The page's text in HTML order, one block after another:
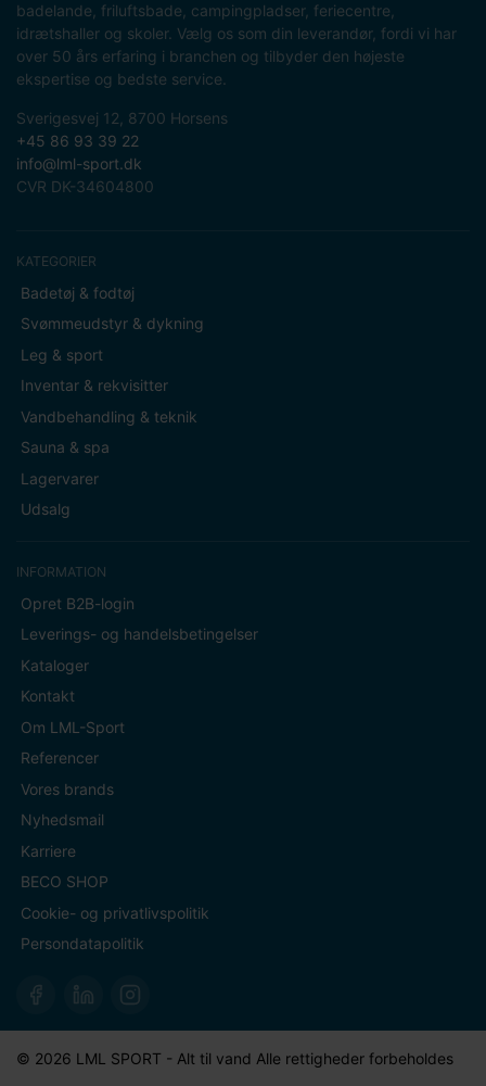
badelande, friluftsbade, campingpladser, feriecentre,
idrætshaller og skoler. Vælg os som din leverandør, fordi vi har
over 50 års erfaring i branchen og tilbyder den højeste
ekspertise og bedste service.
Sverigesvej 12, 8700 Horsens
+45 86 93 39 22
info@lml-sport.dk
CVR DK-34604800
KATEGORIER
Badetøj & fodtøj
Svømmeudstyr & dykning
Leg & sport
Inventar & rekvisitter
Vandbehandling & teknik
Sauna & spa
Lagervarer
Udsalg
INFORMATION
Opret B2B-login
Leverings- og handelsbetingelser
Kataloger
Kontakt
Om LML-Sport
Referencer
Vores brands
Nyhedsmail
Karriere
BECO SHOP
Cookie- og privatlivspolitik
Persondatapolitik
© 2026 LML SPORT - Alt til vand Alle rettigheder forbeholdes